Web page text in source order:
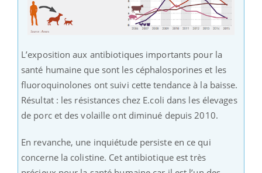
L’exposition aux antibiotiques importants pour la
santé humaine que sont les céphalosporines et les
fluoroquinolones ont suivi cette tendance à la baisse.
Résultat : les résistances chez E.coli dans les élevages
de porc et des volaille ont diminué depuis 2010.
En revanche, une inquiétude persiste en ce qui
concerne la colistine. Cet antibiotique est très